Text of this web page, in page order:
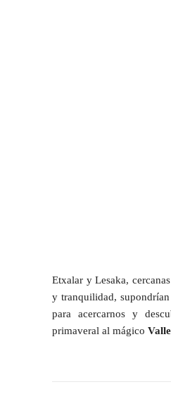
Etxalar y Lesaka,
y tranquilidad,
para acercarnos y
primaveral al mágico